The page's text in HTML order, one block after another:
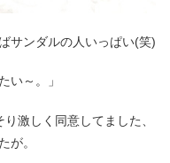
サンダルの人いっぱい(笑)
い～。」
激しく同意してました、
が。